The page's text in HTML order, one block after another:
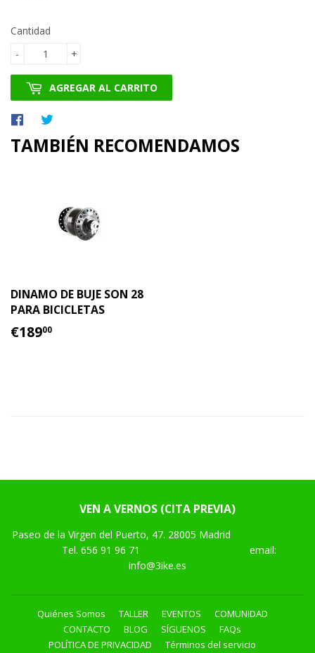
Cantidad
+
-
AGREGAR AL CARRITO
Compartir
Facebook
en
Twitter
TAMBIÉN RECOMENDAMOS
DINAMO DE BUJE SON 28
PARA BICICLETAS
PRECIO
€18900
VEN A VERNOS (CITA PREVIA)
Paseo de la Virgen del Puerto, 47. 28005 Madrid
Tel. 656 91 96 71
email:
info@3ike.es
Quiénes Somos TALLER EVENTOS
COMUNIDAD
CONTACTO
BLOG SÍGUENOS
FAQs
POLÍTICA DE PRIVACIDAD
Términos del servicio